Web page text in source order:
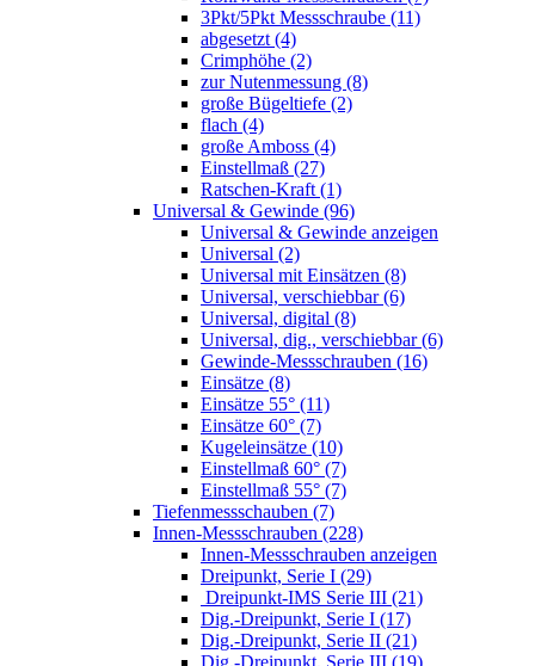
3Pkt/5Pkt Messschraube (11)
abgesetzt (4)
Crimphöhe (2)
zur Nutenmessung (8)
große Bügeltiefe (2)
flach (4)
große Amboss (4)
Einstellmaß (27)
Ratschen-Kraft (1)
Universal & Gewinde (96)
Universal & Gewinde anzeigen
Universal (2)
Universal mit Einsätzen (8)
Universal, verschiebbar (6)
Universal, digital (8)
Universal, dig., verschiebbar (6)
Gewinde-Messschrauben (16)
Einsätze (8)
Einsätze 55° (11)
Einsätze 60° (7)
Kugeleinsätze (10)
Einstellmaß 60° (7)
Einstellmaß 55° (7)
Tiefenmessschauben (7)
Innen-Messschrauben (228)
Innen-Messschrauben anzeigen
Dreipunkt, Serie I (29)
Dreipunkt-IMS Serie III (21)
Dig.-Dreipunkt, Serie I (17)
Dig.-Dreipunkt, Serie II (21)
Dig.-Dreipunkt, Serie III (19)